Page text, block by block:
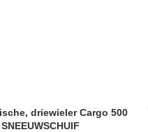
VRIJBLIJVEND
driewieler Cargo 500